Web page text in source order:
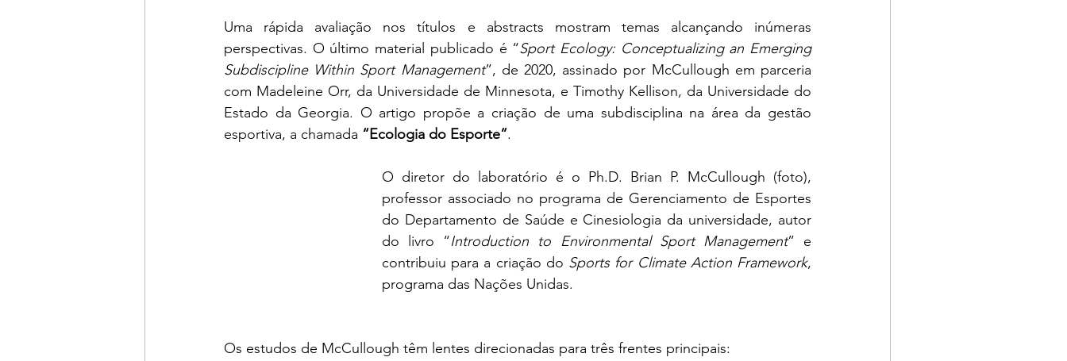
Uma rápida avaliação nos títulos e abstracts mostram temas alcançando inúmeras
perspectivas. O último material publicado é “Sport Ecology: Conceptualizing an Emerging
Subdiscipline Within Sport Management”, de 2020, assinado por McCullough em parceria
com Madeleine Orr, da Universidade de Minnesota, e Timothy Kellison, da Universidade do
Estado da Georgia. O artigo propõe a criação de uma subdisciplina na área da gestão
esportiva, a chamada “Ecologia do Esporte”.
O diretor do laboratório é o Ph.D. Brian P. McCullough (foto),
professor associado no programa de Gerenciamento de Esportes
do Departamento de Saúde e Cinesiologia da universidade, autor
do livro “Introduction to Environmental Sport Management” e
contribuiu para a criação do Sports for Climate Action Framework,
programa das Nações Unidas.
Os estudos de McCullough têm lentes direcionadas para três frentes principais: